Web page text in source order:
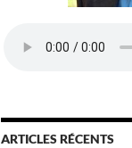
ARTICLES RÉCENTS